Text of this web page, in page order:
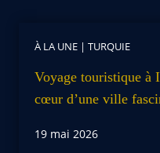
À LA UNE | TURQUIE
Voyage touristique à
cœur d’une ville
19 mai 2026